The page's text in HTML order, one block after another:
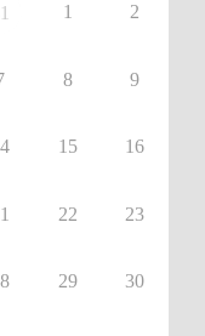
1 2
8 9
15 16
22 23
29 30